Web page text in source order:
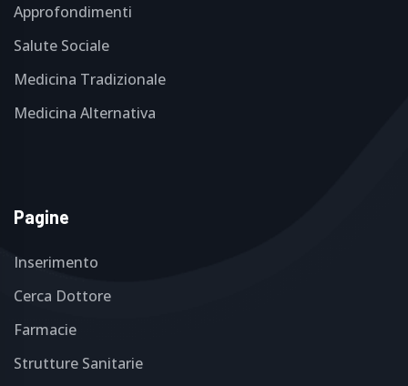
Approfondimenti
Salute Sociale
Medicina Tradizionale
Medicina Alternativa
Pagine
Inserimento
Cerca Dottore
Farmacie
Strutture Sanitarie